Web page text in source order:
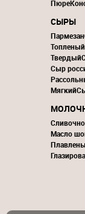
Пюре
СЫРЫ
Пармезан
Топленый
Твердый
Сыр
Мягкий
Масло